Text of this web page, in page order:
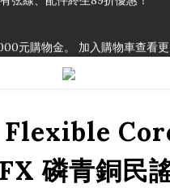
有弦線、配件終生89折優惠！
購買弦線、配件滿$999（不含
磷青銅民